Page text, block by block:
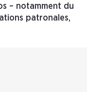
– notamment du
patronales,